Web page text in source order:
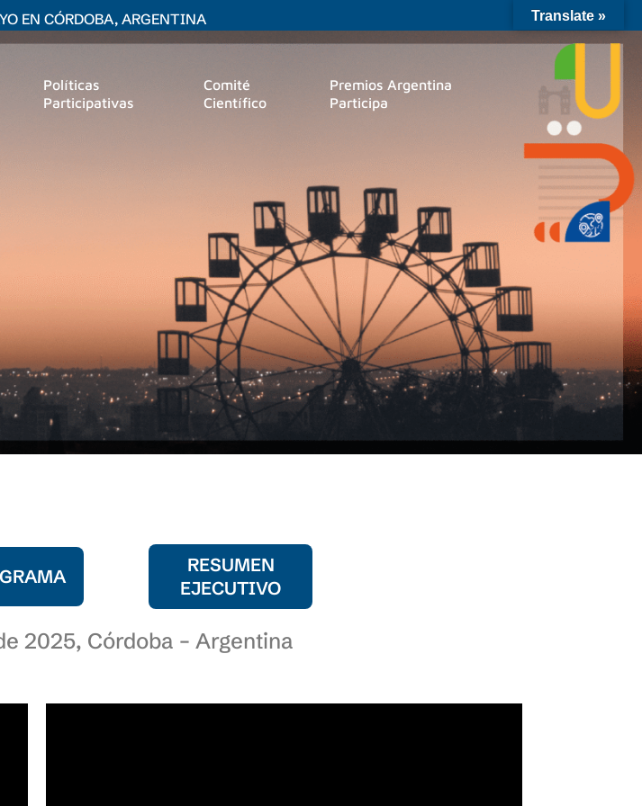
EN CÓRDOBA, ARGENTINA
Políticas
Participativas
Comité
Científico
Premios Argentina
Participa
RESUMEN
EJECUTIVO
2025, Córdoba – Argentina
Translate »